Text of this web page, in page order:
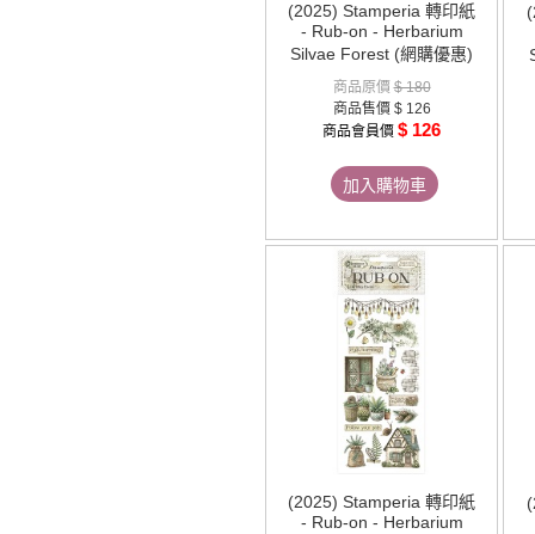
(2025) Stamperia 轉印紙
- Rub-on - Herbarium
Silvae Forest (網購優惠)
商品原價$ 180
商品售價 $ 126
商品會員價 $ 126
加入購物車
(2025) Stamperia 轉印紙
- Rub-on - Herbarium